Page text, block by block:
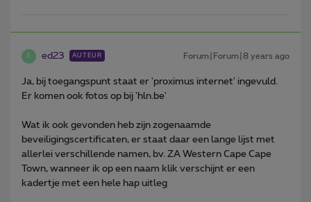
E ed23 AUTEUR Forum|Forum|8 years ago
Ja, bij toegangspunt staat er 'proximus internet' ingevuld.
Er komen ook fotos op bij 'hln.be'
Wat ik ook gevonden heb zijn zogenaamde
beveiligingscertificaten, er staat daar een lange lijst met
allerlei verschillende namen, bv. ZA Western Cape Cape
Town, wanneer ik op een naam klik verschijnt er een
kadertje met een hele hap uitleg